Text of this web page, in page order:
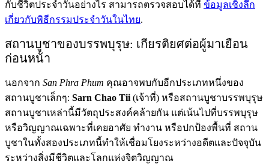
กับชีวิตประจำวันอย่างไร สามารถตรวจสอบได้ที่ ข้อมูลเชิงลึก
เกี่ยวกับพิธีกรรมประจำวันในไทย.
สถานบูชาของบรรพบุรุษ: เกียรติยศต่อผู้มาเยือน
ก่อนหน้า
นอกจาก San Phra Phum คุณอาจพบกับอีกประเภทหนึ่งของ
สถานบูชาเล็กๆ: Sarn Chao Tii (เจ้าที่) หรือสถานบูชาบรรพบุรุษ
สถานบูชาเหล่านี้มีวัตถุประสงค์คล้ายกัน แต่เน้นไปที่บรรพบุรุษ
หรือวิญญาณเฉพาะที่เคยอาศัย ทำงาน หรือปกป้องพื้นที่ สถาน
บูชาในทั้งสองประเภทนี้ทำให้เชื่อมโยงระหว่างอดีตและปัจจุบัน
ระหว่างสิ่งมีชีวิตและโลกแห่งจิตวิญญาณ